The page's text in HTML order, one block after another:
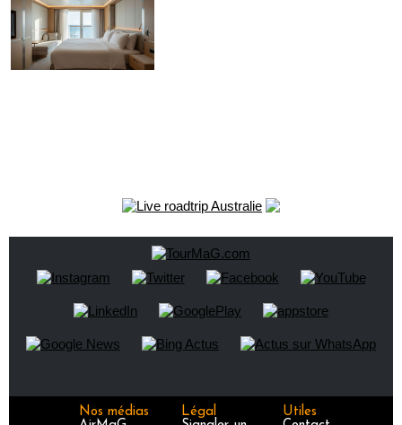
Nos médias
Légal
Utiles